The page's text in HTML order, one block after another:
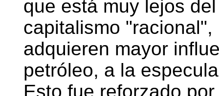
que está muy lejos
capitalismo
adquieren mayor
petróleo, a la
Esto fue reforzado